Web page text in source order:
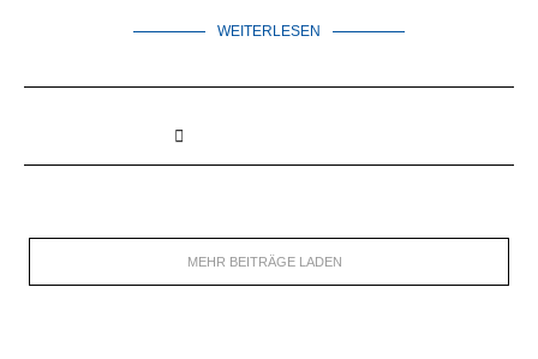
WEITERLESEN
MEHR BEITRÄGE LADEN